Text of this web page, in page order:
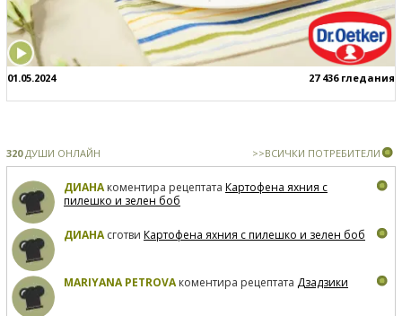
01.05.2024 27 436 гледания
320ДУШИ ОНЛАЙН >>ВСИЧКИ ПОТРЕБИТЕЛИ
ДИАНАкоментира рецептата Картофена яхния с
пилешко и зелен боб
ДИАНАсготви Картофена яхния с пилешко и зелен боб
MARIYANA PETROVAкоментира рецептата Дзадзики